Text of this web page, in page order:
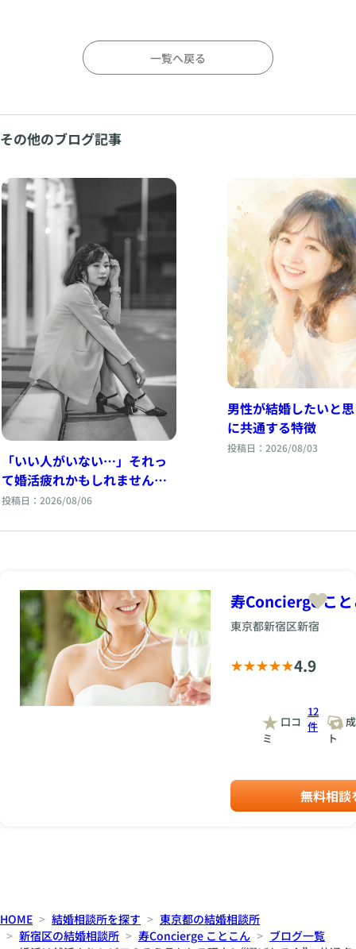
一覧へ戻る
その他のブログ記事
「いい人がいない…」それっ
て婚活疲れかもしれません｜
結婚相談所で増えている婚活
投稿日：2026/08/06
男性が結婚したいと
に共通する特徴
投稿日：2026/08/03
寿Concierge こ
東京都新宿区新宿
4.9
口コ
ミ
12
件
ト
無料相談
HOME 結婚相談所を探す
東京都の結婚相談所
新宿区の結婚相談所
寿Concierge ことこん
ブログ一覧